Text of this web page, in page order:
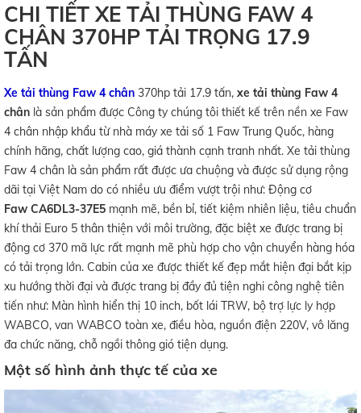
CHI TIẾT XE TẢI THÙNG FAW 4
CHÂN 370HP TẢI TRỌNG 17.9
TẤN
Xe tải thùng Faw 4 chân 370hp tải 17.9 tấn, xe tải thùng Faw 4
chân là sản phẩm được Công ty chúng tôi thiết kế trên nền xe Faw
4 chân nhập khẩu từ nhà máy xe tải số 1 Faw Trung Quốc, hàng
chính hãng, chất lượng cao, giá thành cạnh tranh nhất. Xe tải thùng
Faw 4 chân là sản phẩm rất được ưa chuộng và được sử dụng rộng
dãi tại Việt Nam do có nhiều ưu điểm vượt trội như: Động cơ
Faw CA6DL3-37E5 mạnh mẽ, bền bỉ, tiết kiệm nhiên liệu, tiêu chuẩn
khí thải Euro 5 thân thiện với môi trường, đặc biệt xe được trang bị
động cơ 370 mã lực rất mạnh mẽ phù hợp cho vận chuyển hàng hóa
có tải trọng lớn. Cabin của xe được thiết kế đẹp mắt hiện đại bắt kịp
xu hướng thời đại và được trang bị đầy đủ tiện nghi công nghệ tiên
tiến như: Màn hình hiển thị 10 inch, bốt lái TRW, bộ trợ lực ly hợp
WABCO, van WABCO toàn xe, điều hòa, nguồn điện 220V, vô lăng
đa chức năng, chỗ ngồi thông gió tiện dụng.
Một số hình ảnh thực tế của xe